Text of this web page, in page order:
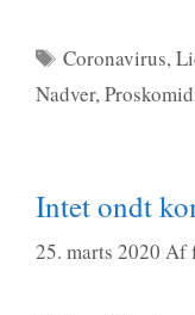
Tags
Coronavirus,
Nadver,
Intet ondt
25. marts 2020 Af